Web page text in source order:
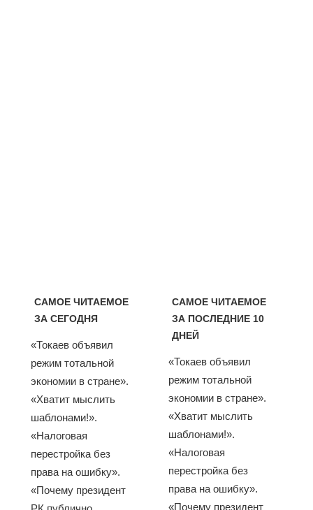
САМОЕ ЧИТАЕМОЕ
ЗА СЕГОДНЯ
«Токаев объявил
режим тотальной
экономии в стране».
«Хватит мыслить
шаблонами!».
«Налоговая
перестройка без
права на ошибку».
«Почему президент
САМОЕ ЧИТАЕМОЕ
ЗА ПОСЛЕДНИЕ 10
ДНЕЙ
«Токаев объявил
режим тотальной
экономии в стране».
«Хватит мыслить
шаблонами!».
«Налоговая
перестройка без
права на ошибку».
«Почему президент